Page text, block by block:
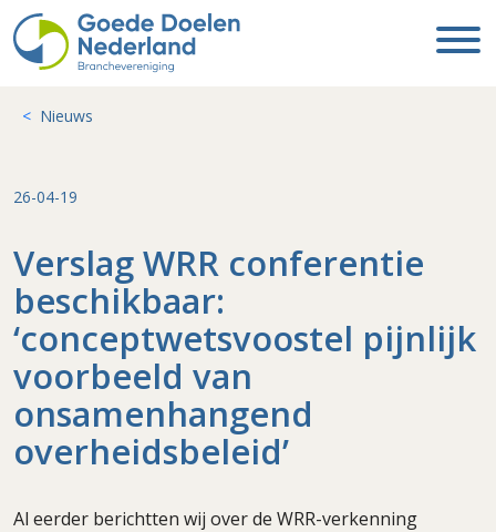
Nieuws
26-04-19
Verslag WRR conferentie
beschikbaar:
‘conceptwetsvoostel pijnlijk
voorbeeld van
onsamenhangend
overheidsbeleid’
Al eerder berichtten wij over de WRR-verkenning